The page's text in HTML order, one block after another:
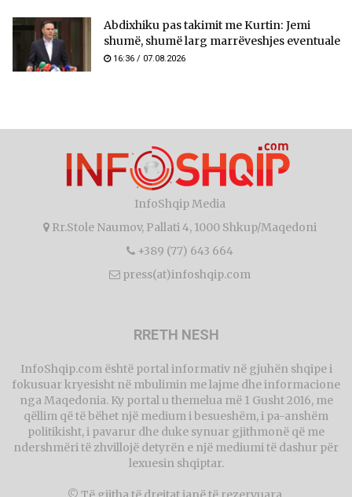
Abdixhiku pas takimit me Kurtin: Jemi
shumë, shumë larg marrëveshjes eventuale
16:36 / 07.08.2026
InfoShqip Media
Rr.Stole Naumov, Pallati 4, 1000 Shkup/Maqedoni
+389 (77) 643 664
press(at)infoshqip.com
RRETH NESH
InfoShqip.com është portal informativ në gjuhën shqipe i
fokusuar kryesisht në mbulimin me lajme dhe informacione
nga Maqedonia. Ky portal u themelua më 1 Gusht 2016, me
qëllim që të bëhet një medium i besueshëm, i pa-anshëm
politikisht, i pavarur dhe duke synuar gjithmonë që me
ndershmëri të zhvillojë detyrën e një mediumi të dashur për
lexuesin shqiptar.